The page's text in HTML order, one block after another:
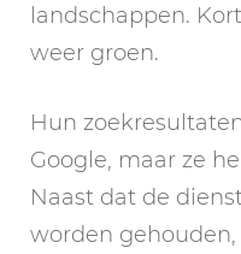
landschappen.
weer groen.
Hun
Google, maar ze
Naast dat de
worden